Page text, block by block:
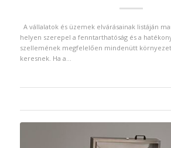
A vállalatok és üzemek elvárásainak listáján
helyen szerepel a fenntarthatóság és a
szellemének megfelelően mindenütt
keresnek. Ha a…